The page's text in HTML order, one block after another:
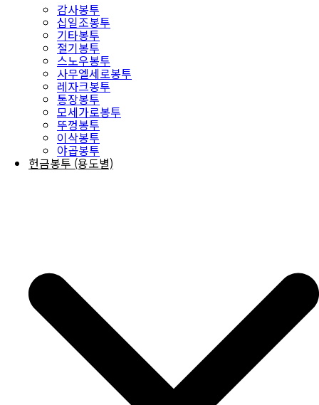
감사봉투
십일조봉투
기타봉투
절기봉투
스노우봉투
사무엘세로봉투
레자크봉투
통장봉투
모세가로봉투
뚜껑봉투
이삭봉투
야곱봉투
헌금봉투 (용도별)